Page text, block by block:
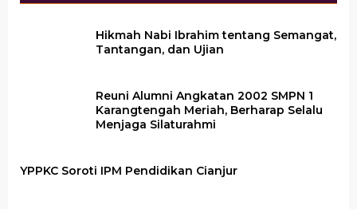
Hikmah Nabi Ibrahim tentang Semangat,
Tantangan, dan Ujian
Reuni Alumni Angkatan 2002 SMPN 1
Karangtengah Meriah, Berharap Selalu
Menjaga Silaturahmi
YPPKC Soroti IPM Pendidikan Cianjur